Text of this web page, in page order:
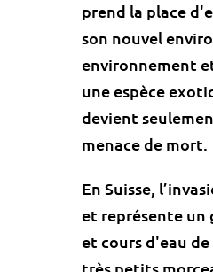
prend la place
son nouvel
environnement
une espèce
devient
menace de mort.
En Suisse,
et représente un
et cours d'eau